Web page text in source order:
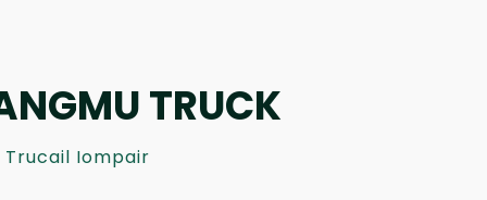
TRUCK
Iompair